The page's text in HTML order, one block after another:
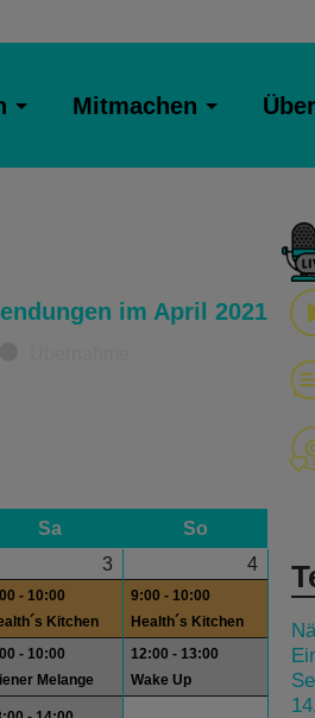
Mitmachen
im April 2021
Sa
So
3
- 10:00
Kitchen
- 10:00
Melange
4
9:00 - 10:00
Health´s Kitchen
12:00 - 13:00
Wake Up